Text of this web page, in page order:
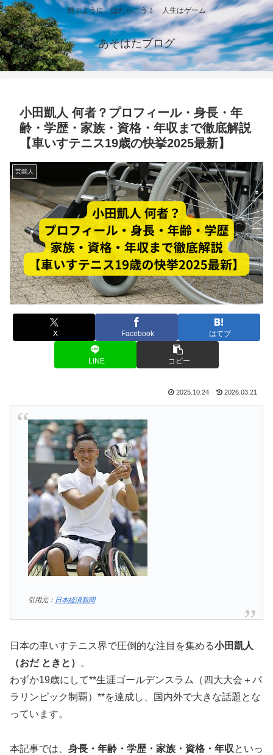
遊ぶように、はたらこう！ 人生はゲーム
あそはたブログ
小田凱人 何者？プロフィール・身長・年
齢・学歴・家族・資格・年収まで徹底解説
【車いすテニス19歳の快挙2025最新】
芸能人
X Facebook はてブ
LINE コピー
2025.10.24 2026.03.21
引用元： 日本経済新聞
日本の車いすテニス界で圧倒的な注目を集める小田凱人
（おだ ときと）
。
わずか19歳にして**生涯ゴールデンスラム（四大大会＋パ
ラリンピック制覇）**を達成し、国内外で大きな話題とな
っています。
本記事では、 身長・年齢・学歴・家族・資格・年収 といっ